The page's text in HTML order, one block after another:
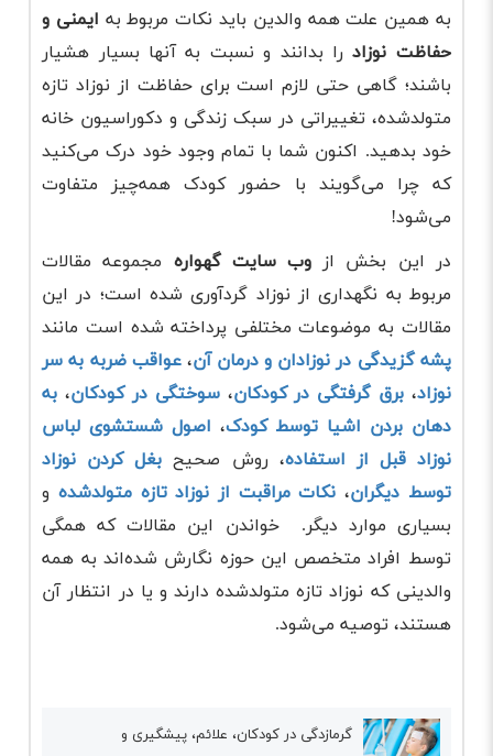
به همین علت همه والدین باید نکات مربوط به ایمنی و
حفاظت نوزادرا بدانند و نسبت به آنها بسیار هشیار
باشند؛ گاهی حتی لازم است برای حفاظت از نوزاد تازه
متولدشده، تغییراتی در سبک زندگی و دکوراسیون خانه
خود بدهید. اکنون شما با تمام وجود خود درک می‌کنید
که چرا می‌گویند با حضور کودک همه‌چیز متفاوت
می‌شود!
در این بخش از وب سایت گهواره مجموعه مقالات
مربوط به نگهداری از نوزاد گردآوری شده است؛ در این
مقالات به موضوعات مختلفی پرداخته شده است مانند
پشه گزیدگی در نوزادان و درمان آن،عواقب ضربه به سر
نوزاد، برق گرفتگی در کودکان،سوختگی در کودکان، به
دهان بردن اشیا توسط کودک، اصول شستشوی لباس
نوزاد قبل از استفاده، روش صحیح بغل کردن نوزاد
توسط دیگران،نکات مراقبت از نوزاد تازه متولدشده و
بسیاری موارد دیگر. خواندن این مقالات که همگی
توسط افراد متخصص این حوزه نگارش شده‌اند به همه
والدینی که نوزاد تازه متولدشده دارند و یا در انتظار آن
هستند، توصیه می‌شود.
گرمازدگی در کودکان، علائم، پیشگیری و